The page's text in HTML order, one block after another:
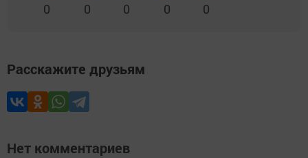
0 0 0 0 0
Расскажите друзьям
Нет комментариев